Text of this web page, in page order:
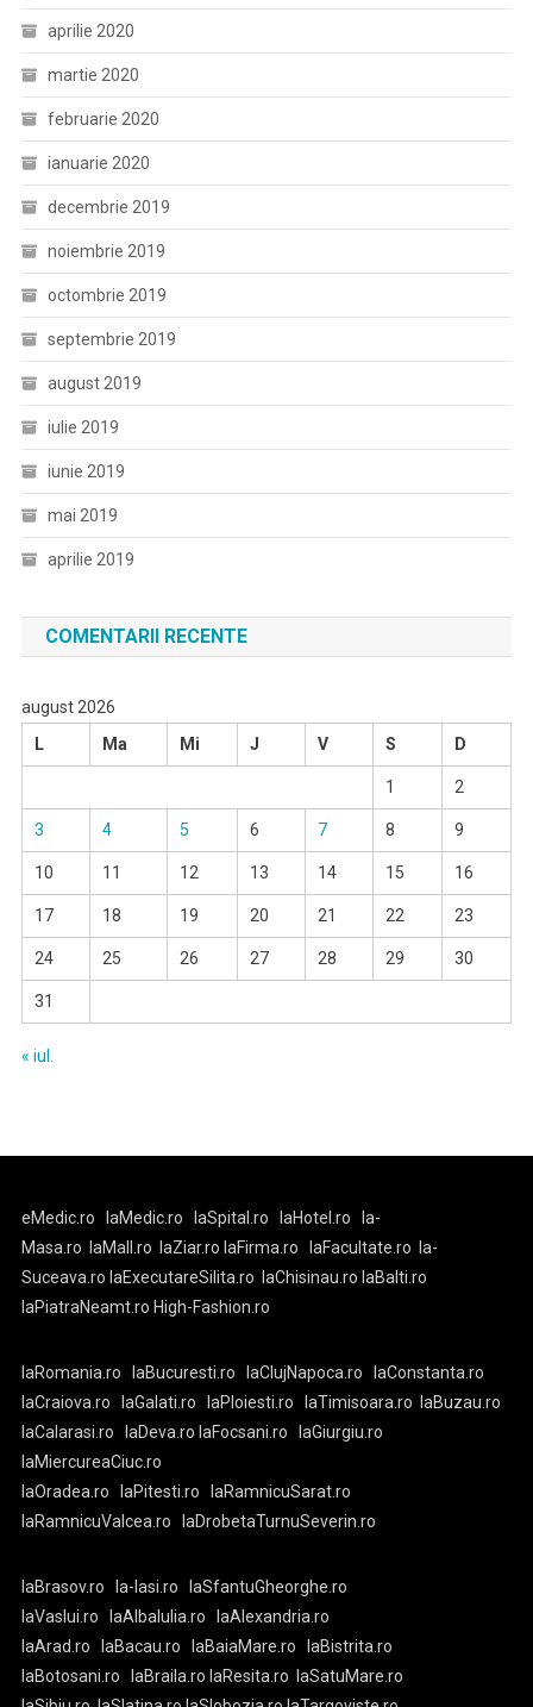
aprilie 2020
martie 2020
februarie 2020
ianuarie 2020
decembrie 2019
noiembrie 2019
octombrie 2019
septembrie 2019
august 2019
iulie 2019
iunie 2019
mai 2019
aprilie 2019
COMENTARII RECENTE
august 2026
L
Ma Mi J V S D
1 2
3 4 5 6 7 8 9
10 11 12 13 14 15 16
17 18 19 20 21 22 23
24 25 26 27 28 29 30
31
« iul.
eMedic.ro laMedic.ro laSpital.ro laHotel.ro
la-
Masa.ro
laMall.ro laZiar.ro laFirma.ro laFacultate.ro
la-
Suceava.ro laExecutareSilita.ro laChisinau.ro laBalti.ro
laPiatraNeamt.ro High-Fashion.ro
laRomania.ro laBucuresti.ro laClujNapoca.ro
laConstanta.ro
laCraiova.ro
laGalati.ro laPloiesti.ro laTimisoara.ro
laBuzau.ro
laCalarasi.ro
laDeva.ro laFocsani.ro
laGiurgiu.ro
laMiercureaCiuc.ro
laOradea.ro
laPitesti.ro
laRamnicuSarat.ro
laRamnicuValcea.ro
laDrobetaTurnuSeverin.ro
laBrasov.ro la-Iasi.ro
laSfantuGheorghe.ro
laVaslui.ro
laAlbaIulia.ro
laAlexandria.ro
laArad.ro
laBacau.ro laBaiaMare.ro
laBistrita.ro
laBotosani.ro
laBraila.ro laResita.ro
laSatuMare.ro